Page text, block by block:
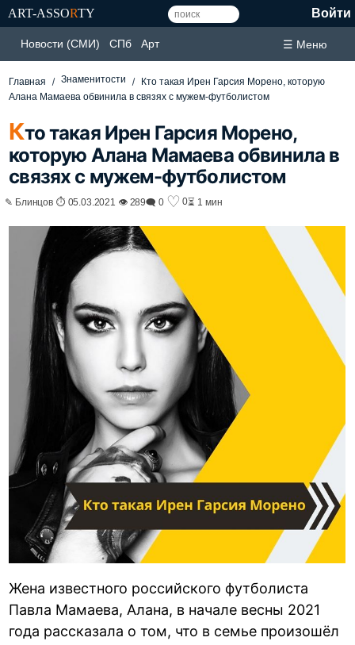
ART-ASSORTY Войти
Новости (СМИ) СПб Арт ☰ Меню
Главная Знаменитости
Кто такая Ирен Гарсия Морено, которую
Алана Мамаева обвинила в связях с мужем-футболистом
Кто такая Ирен Гарсия Морено,
которую Алана Мамаева обвинила в
связях с мужем-футболистом
✎ Блинцов ⏱ 05.03.2021 👁 289🗨 0 ♡ 0⏳ 1 мин
Жена известного российского футболиста
Павла Мамаева, Алана, в начале весны 2021
года рассказала о том, что в семье произошёл